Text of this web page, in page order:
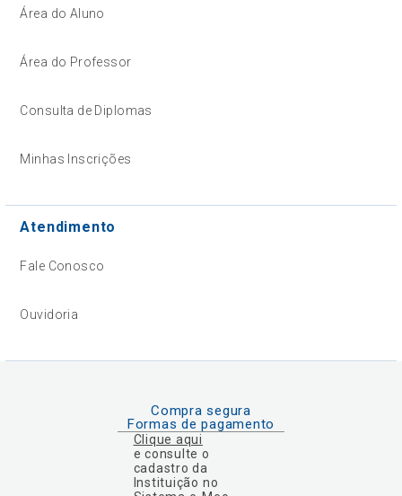
Área do Aluno
Área do Professor
Consulta de Diplomas
Minhas Inscrições
Atendimento
Fale Conosco
Ouvidoria
Compra segura
Formas de pagamento
Clique aqui
e consulte o
cadastro da
Instituição no